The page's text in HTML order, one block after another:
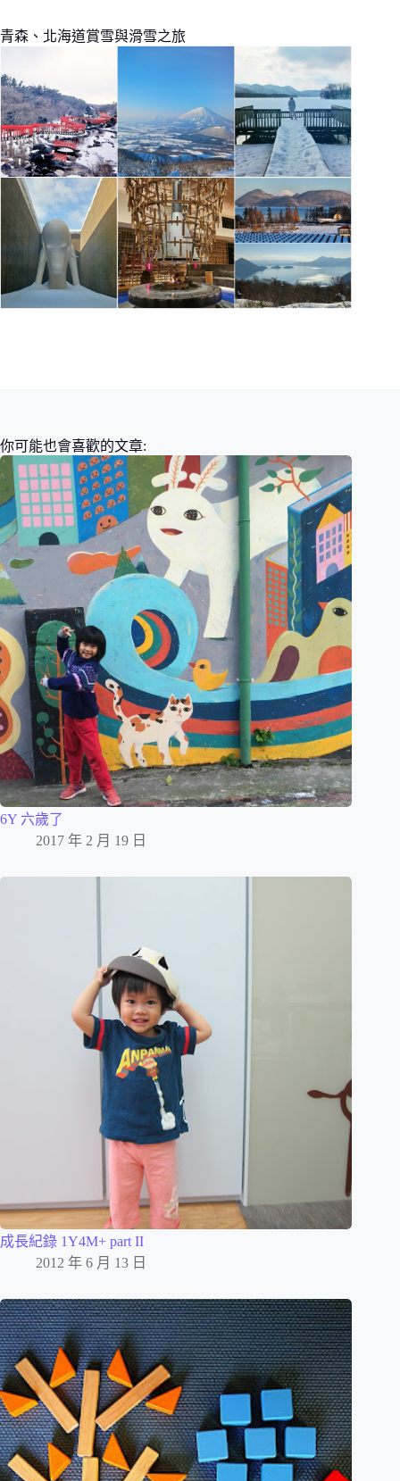
青森、北海道賞雪與滑雪之旅
你可能也會喜歡的文章:
6Y 六歲了
2017 年 2 月 19 日
成長紀錄 1Y4M+ part II
2012 年 6 月 13 日